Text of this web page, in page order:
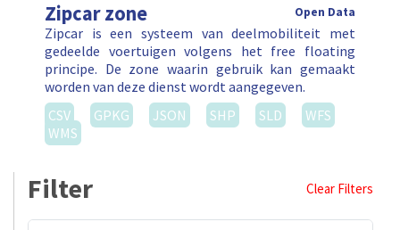
Zipcar zone Open Data
Zipcar is een systeem van deelmobiliteit met
gedeelde voertuigen volgens het free floating
principe. De zone waarin gebruik kan gemaakt
worden van deze dienst wordt aangegeven.
CSV
GPKG JSON SHP SLD
WFS
WMS
Filter Clear Filters